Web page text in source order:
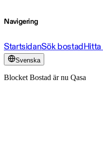
Navigering
StartsidanSök bostad
Svenska
Blocket Bostad är nu Qasa